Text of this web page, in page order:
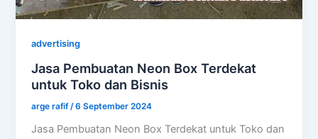
advertising
Jasa Pembuatan Neon Box Terdekat
untuk Toko dan Bisnis
arge rafif /6 September 2024
Jasa Pembuatan Neon Box Terdekat untuk Toko dan